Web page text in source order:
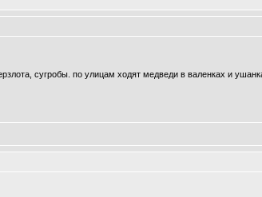
сугробы. по улицам ходят медведи в валенках и